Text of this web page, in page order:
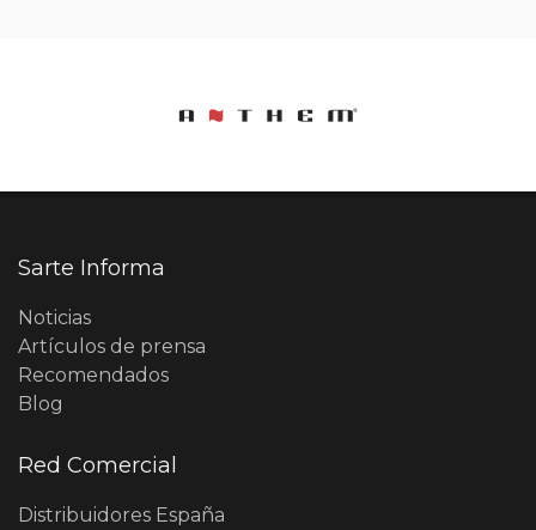
Sarte Informa
Noticias
Artículos de prensa
Recomendados
Blog
Red Comercial
Distribuidores España